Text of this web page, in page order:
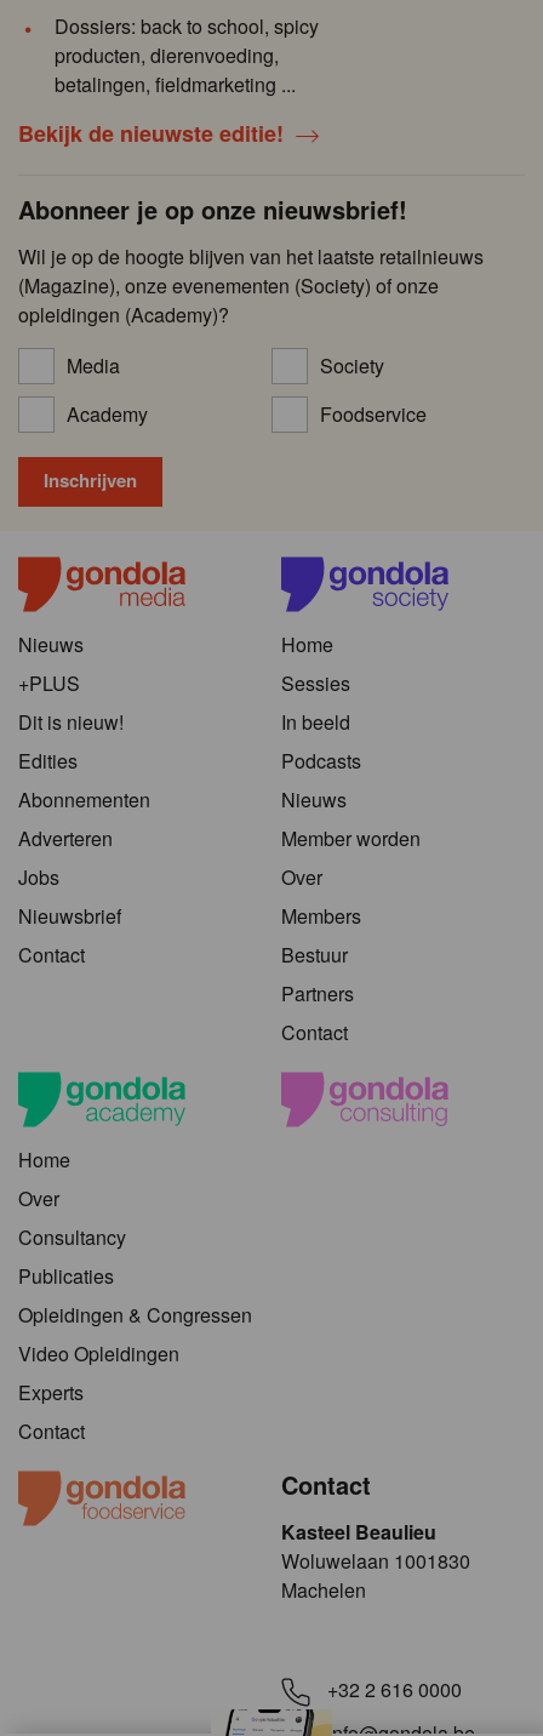
Dossiers: back to school, spicy
producten, dierenvoeding,
betalingen, fieldmarketing ...
Bekijk de nieuwste editie!
Abonneer je op onze nieuwsbrief!
Wil je op de hoogte blijven van het laatste retailnieuws
(Magazine), onze evenementen (Society) of onze
opleidingen (Academy)?
Media
Society
Academy
Foodservice
Nieuws
+PLUS
Dit is nieuw!
Edities
Abonnementen
Adverteren
Jobs
Nieuwsbrief
Contact
Home
Sessies
In beeld
Podcasts
Nieuws
Member worden
Over
Members
Bestuur
Partners
Contact
Home
Over
Consultancy
Publicaties
Opleidingen & Congressen
Video Opleidingen
Experts
Contact
Contact
Kasteel Beaulieu
​​​Woluwelaan 1001830
Machelen
+32 2 616 0000